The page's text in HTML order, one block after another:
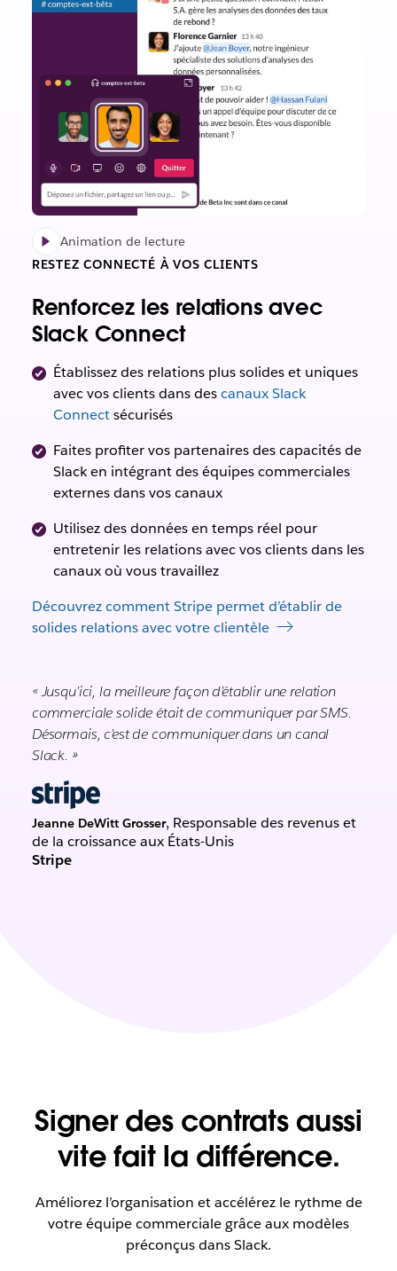
Animation de lecture
RESTEZ CONNECTÉ À VOS CLIENTS
Renforcez les relations avec
Slack Connect
Établissez des relations plus solides et uniques
avec vos clients dans descanaux Slack
Connectsécurisés
Faites profiter vos partenaires des capacités de
Slack en intégrant des équipes commerciales
externes dans vos canaux
Utilisez des données en temps réel pour
entretenir les relations avec vos clients dans les
canaux où vous travaillez
Découvrez comment Stripe permet d’établir de
solides relations avec votre clientèle
« Jusqu’ici, la meilleure façon d’établir une relation
commerciale solide était de communiquer par SMS.
Désormais, c’est de communiquer dans un canal
Slack. »
Jeanne DeWitt Grosser, Responsable des revenus et
de la croissance aux États-Unis
Stripe
Signer des contrats aussi
vite fait la différence.
Améliorez l’organisation et accélérez le rythme de
votre équipe commerciale grâce aux modèles
préconçus dans Slack.